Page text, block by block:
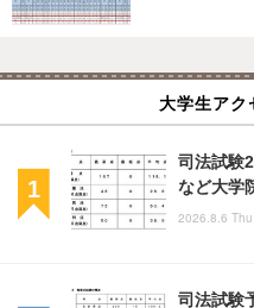
大学生アク
司法試験
など大学
2026.8.6
司法試験